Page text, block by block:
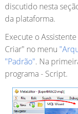
discutido nesta
da plataforma.
Execute o
Criar" no menu
"Padrão". Na
programa - Script.